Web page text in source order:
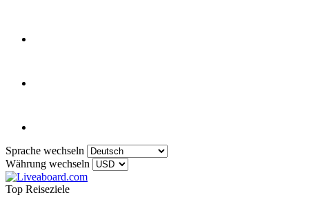
Sprache wechseln
Währung wechseln
Top Reiseziele